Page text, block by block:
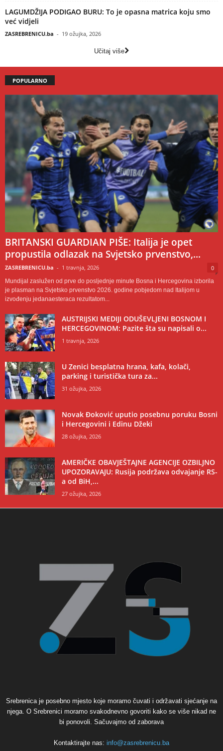
LAGUMDŽIJA PODIGAO BURU: To je opasna matrica koju smo
već vidjeli
ZASREBRENICU.ba - 19 ožujka, 2026
Učitaj više
POPULARNO
BRITANSKI GUARDIAN PIŠE: Italija je opet
propustila odlazak na Svjetsko prvenstvo,...
ZASREBRENICU.ba - 1 travnja, 2026 0
Mundijal zaslužen od prve do posljednje minute Bosna i Hercegovina izborila
je plasman na Svjetsko prvenstvo 2026. godine pobjedom nad Italijom u
izvođenju jedanaesteraca rezultatom...
AUSTRIJSKI MEDIJI ODUŠEVLJENI BOSNOM I
HERCEGOVINOM: Pazite šta su napisali o...
1 travnja, 2026
U Zenici besplatna hrana, kafa, kolači,
parking i turistička tura za...
31 ožujka, 2026
Novak Đoković uputio posebnu poruku Bosni
i Hercegovini i Edinu Džeki
28 ožujka, 2026
AMERIČKE OBAVJEŠTAJNE AGENCIJE OZBILJNO
UPOZORAVAJU: Rusija podržava odvajanje RS-
a od BiH,...
27 ožujka, 2026
Srebrenica je posebno mjesto koje moramo čuvati i održavati sjećanje na
njega. O Srebrenici moramo svakodnevno govoriti kako se više nikad ne
bi ponovoli. Sačuvajmo od zaborava
Kontaktirajte nas: info@zasrebrenicu.ba